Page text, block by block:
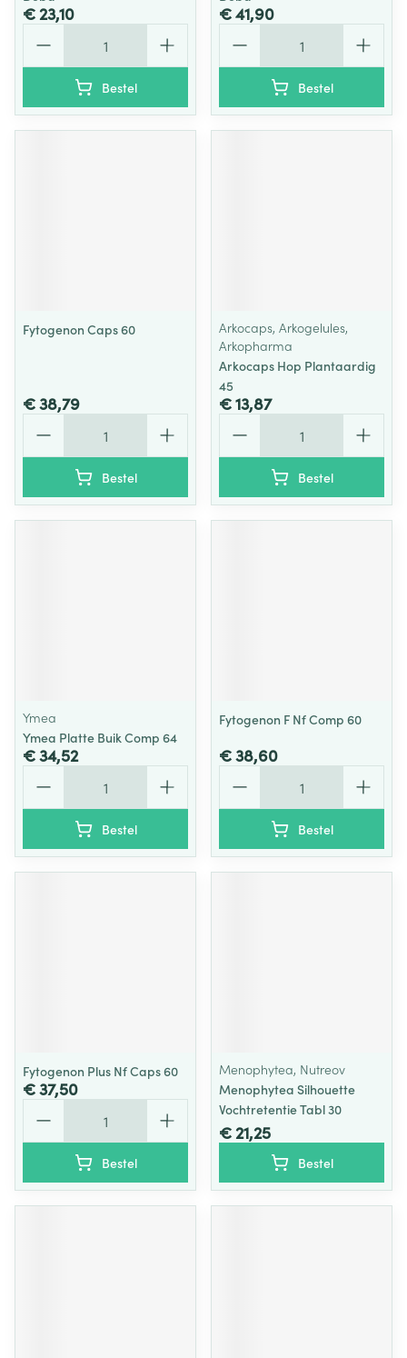
€ 23,10
Bestel
€ 41,90
Bestel
Fytogenon Caps 60
€ 38,79
Bestel
Arkocaps, Arkogelules,
Arkopharma
Arkocaps Hop Plantaardig
45
€ 13,87
Bestel
Ymea
Ymea Platte Buik Comp 64
€ 34,52
Bestel
Fytogenon F Nf Comp 60
€ 38,60
Bestel
Fytogenon Plus Nf Caps 60
€ 37,50
Bestel
Menophytea, Nutreov
Menophytea Silhouette
Vochtretentie Tabl 30
€ 21,25
Bestel